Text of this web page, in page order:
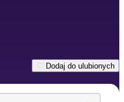
Dodaj do ulubionych